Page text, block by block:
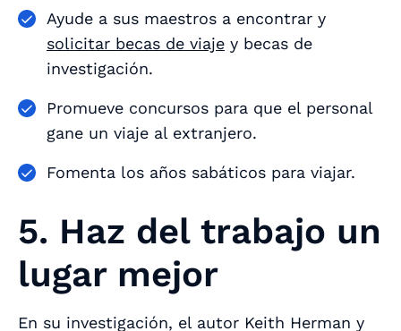
Ayude a sus maestros a encontrar y
solicitar becas de viaje y becas de
investigación.
Promueve concursos para que el personal
gane un viaje al extranjero.
Fomenta los años sabáticos para viajar.
5. Haz del trabajo un
lugar mejor
En su investigación, el autor Keith Herman y